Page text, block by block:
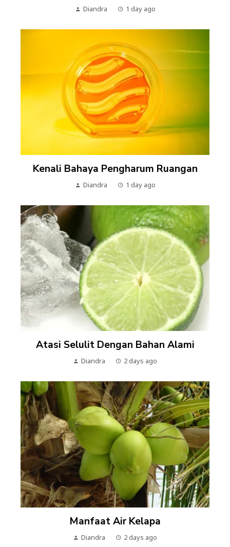
Diandra 1 day ago
Kenali Bahaya Pengharum Ruangan
Diandra 1 day ago
Atasi Selulit Dengan Bahan Alami
Diandra 2 days ago
Manfaat Air Kelapa
Diandra 2 days ago